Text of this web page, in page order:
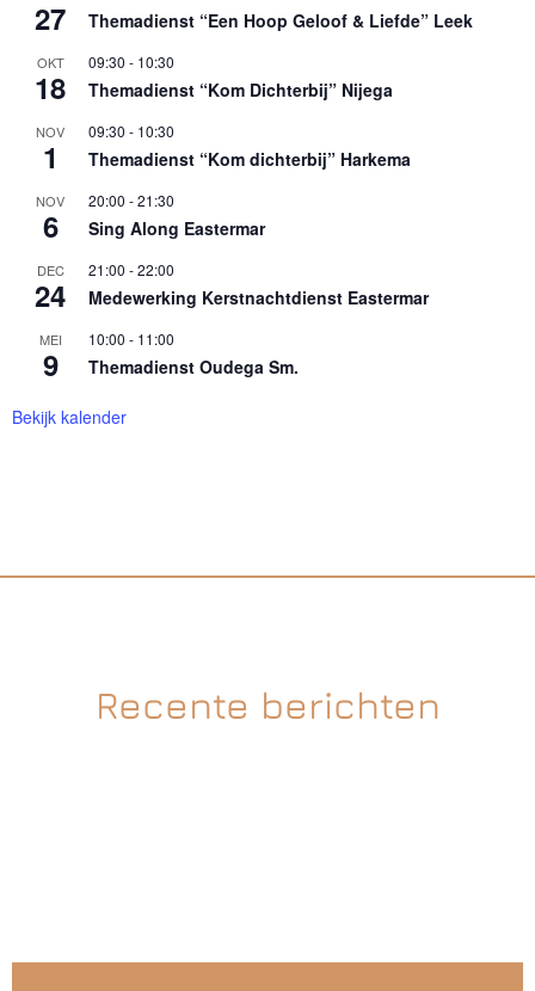
27 Themadienst “Een Hoop Geloof & Liefde” Leek
OKT
18
09:30 - 10:30
Themadienst “Kom Dichterbij” Nijega
NOV
1
09:30 - 10:30
Themadienst “Kom dichterbij” Harkema
NOV
6
20:00 -21:30
Sing Along Eastermar
DEC
24
21:00 -22:00
Medewerking Kerstnachtdienst Eastermar
MEI
9
10:00 - 11:00
Themadienst Oudega Sm.
Bekijk kalender
Recente berichten